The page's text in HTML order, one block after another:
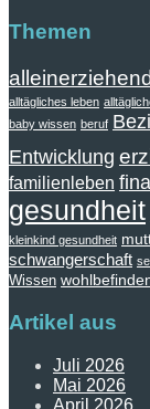
Themen
alltägliches leben
baby wissen beruf
Entwicklung
familienleben
gesundheit
kleinkind gesundheit
schwangerschaft
Wissen
Artikel aus
Juli 2026
Mai 2026
April 2026